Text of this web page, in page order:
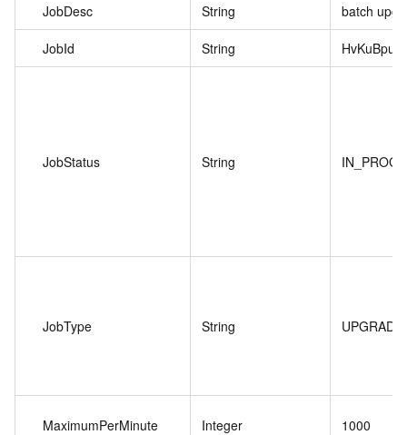
JobDesc String batch
JobId String
JobStatus String
JobType String
MaximumPerMinute Integer 1000